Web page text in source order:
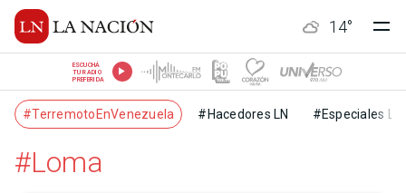
14°
ESCUCHÁ
TU RADIO
PREFERIDA
#TerremotoEnVenezuela #Hacedores LN #Especiales LN
#Loma